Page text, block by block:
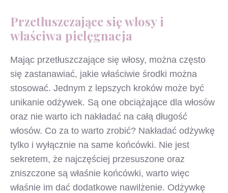
Przetłuszczające się włosy i
właściwa pielęgnacja
Mając przetłuszczające się włosy, można często
się zastanawiać, jakie właściwie środki można
stosować. Jednym z lepszych kroków może być
unikanie odżywek. Są one obciążające dla włosów
oraz nie warto ich nakładać na całą długość
włosów. Co za to warto zrobić? Nakładać odżywkę
tylko i wyłącznie na same końcówki. Nie jest
sekretem, że najczęściej przesuszone oraz
zniszczone są właśnie końcówki, warto więc
właśnie im dać dodatkowe nawilżenie. Odżywkę